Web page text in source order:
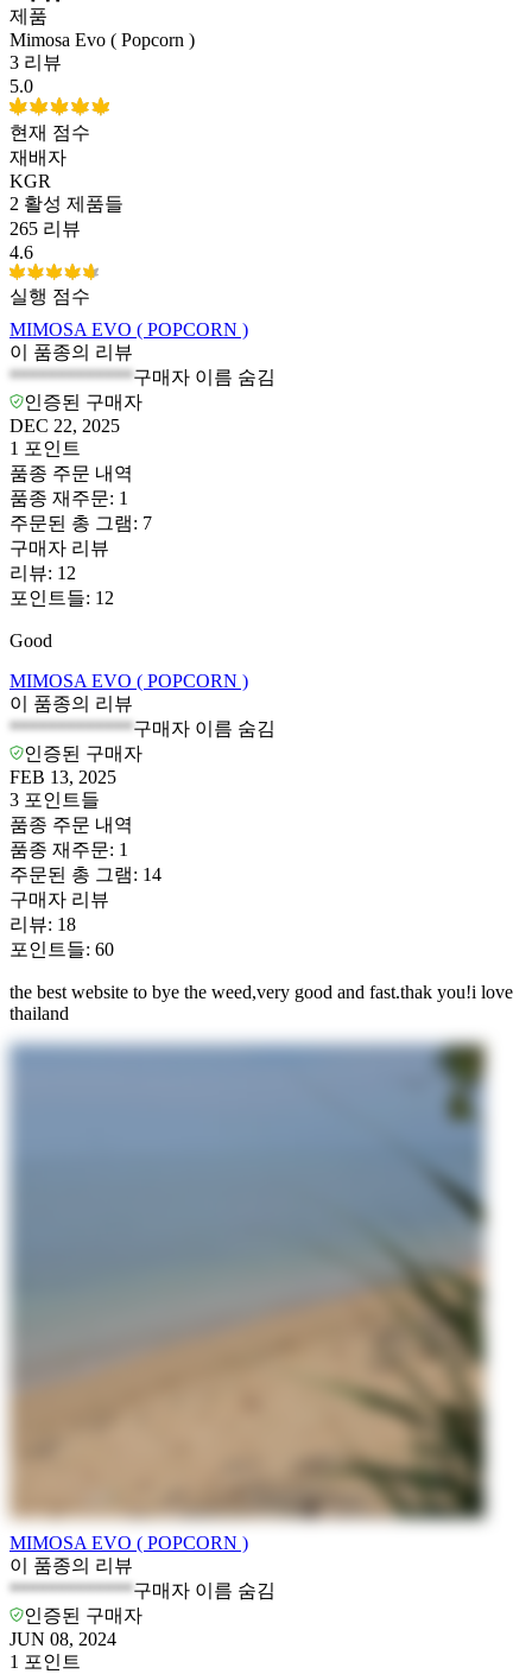
제품
Mimosa Evo ( Popcorn )
3 리뷰
5.0
현재 점수
재배자
KGR
2 활성 제품들
265 리뷰
4.6
실행 점수
MIMOSA EVO ( POPCORN )
이 품종의 리뷰
*************구매자 이름 숨김
인증된 구매자
DEC 22, 2025
1 포인트
품종 주문 내역
품종 재주문: 1
주문된 총 그램: 7
구매자 리뷰
리뷰: 12
포인트들: 12
Good
MIMOSA EVO ( POPCORN )
이 품종의 리뷰
*************구매자 이름 숨김
인증된 구매자
FEB 13, 2025
3 포인트들
품종 주문 내역
품종 재주문: 1
주문된 총 그램: 14
구매자 리뷰
리뷰: 18
포인트들: 60
the best website to bye the weed,very good and fast.thak you!i love
thailand
MIMOSA EVO ( POPCORN )
이 품종의 리뷰
*************구매자 이름 숨김
인증된 구매자
JUN 08, 2024
1 포인트